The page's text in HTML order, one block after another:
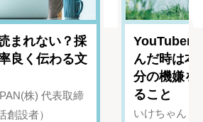
まれない？採
良く伝わる文
株) 代表取締
創設者）
YouTuber
んだ時は
分の機嫌を
ること
いけちゃん（